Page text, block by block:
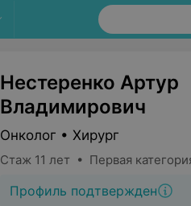
Нестеренко Артур
Владимирович
Онколог • Хирург
Стаж 11 лет • Первая
Профиль подтвержден